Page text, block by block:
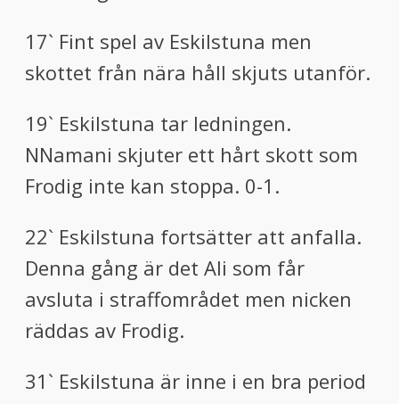
17` Fint spel av Eskilstuna men
skottet från nära håll skjuts utanför.
19` Eskilstuna tar ledningen.
NNamani skjuter ett hårt skott som
Frodig inte kan stoppa. 0-1.
22` Eskilstuna fortsätter att anfalla.
Denna gång är det Ali som får
avsluta i straffområdet men nicken
räddas av Frodig.
31` Eskilstuna är inne i en bra period